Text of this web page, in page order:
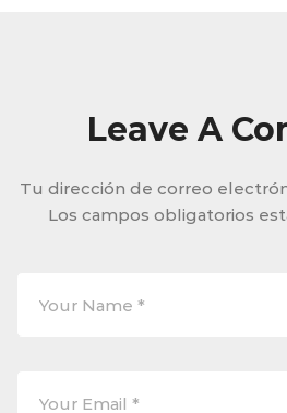
Leave A
Tu dirección de correo
Los campos obligatorios